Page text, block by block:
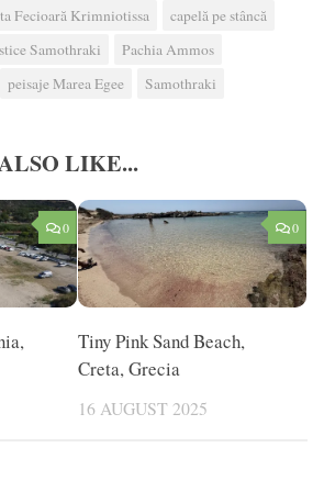
Fecioară Krimniotissa
capelă pe stâncă
Samothraki
Pachia Ammos
peisaje Marea Egee Samothraki
LIKE...
0 0
Tiny Pink Sand Beach,
Creta, Grecia
16 AUGUST 2025